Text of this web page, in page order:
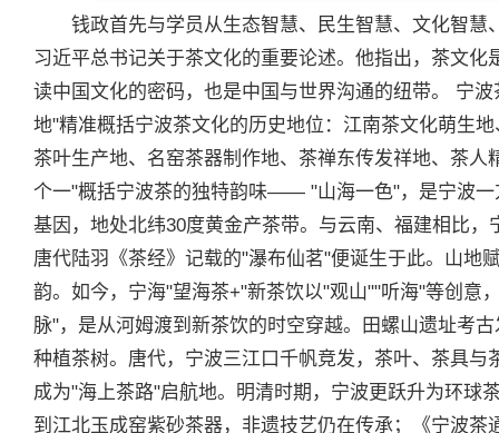
钱政首先与学员从生态智慧、民生智慧、文化智
习近平总书记关于茶文化的重要论述。他指出，茶文
读中国文化的密码，也是中国与世界沟通的纽带。 宁
地"精准概括宁波茶文化的历史地位：江南茶文化萌生
茶叶生产地、名窑茶器制作地、茶禅东传发祥地、茶
个一"概括宁波茶的独特韵味—— "山海一色"，是宁波
基因，地处北纬30度黄金产茶带。与云南、福建相比
唐代陆羽《茶经》记载的"瀑布仙茗"便诞生于此。山地
韵。如今，宁海"望海茶+"新茶饮以"观山""听海"等创意
脉"，是从河姆渡到新茶饮的时空穿越。田螺山遗址考
种植茶树。唐代，宁波三江口千帆竞发，茶叶、茶具
成为"海上茶路"启航地。明清时期，宁波更跃升为环球
到江北玉成窑紫砂茶器，非遗技艺仍在传承；《宁波